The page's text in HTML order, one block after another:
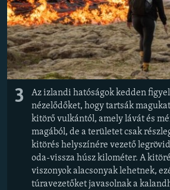
3
Az izlandi hatóságok kedden
nézelődőket, hogy tartsák
kitörő vulkántól, amely lávát és
magából, de a területet csak
kitörés helyszínére vezető
oda-vissza húsz kilométer. A
viszonyok alacsonyak lehetnek,
túravezetőket javasolnak a